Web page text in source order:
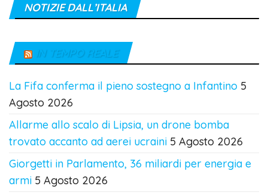
NOTIZIE DALL’ITALIA
IN TEMPO REALE
La Fifa conferma il pieno sostegno a Infantino 5
Agosto 2026
Allarme allo scalo di Lipsia, un drone bomba
trovato accanto ad aerei ucraini 5 Agosto 2026
Giorgetti in Parlamento, 36 miliardi per energia e
armi 5 Agosto 2026